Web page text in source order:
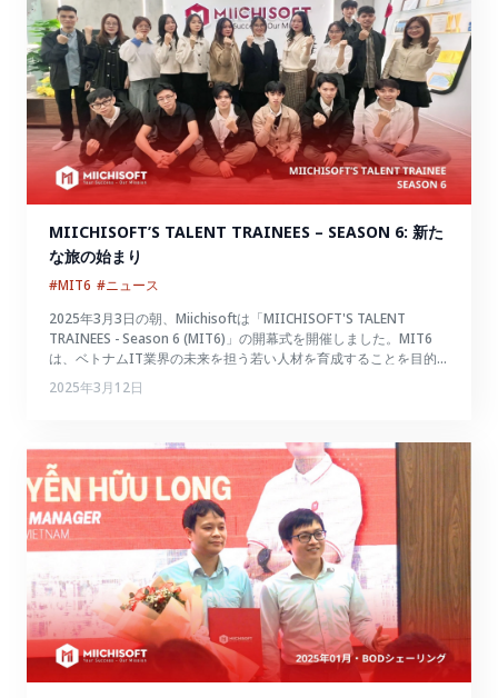
MIICHISOFT’S TALENT TRAINEES – SEASON 6: 新た
な旅の始まり
#MIT6 #ニュース
2025年3月3日の朝、Miichisoftは「MIICHISOFT'S TALENT
TRAINEES - Season 6 (MIT6)」の開幕式を開催しました。MIT6
は、ベトナムIT業界の未来を担う若い人材を育成することを目的
としています。
2025年3月12日